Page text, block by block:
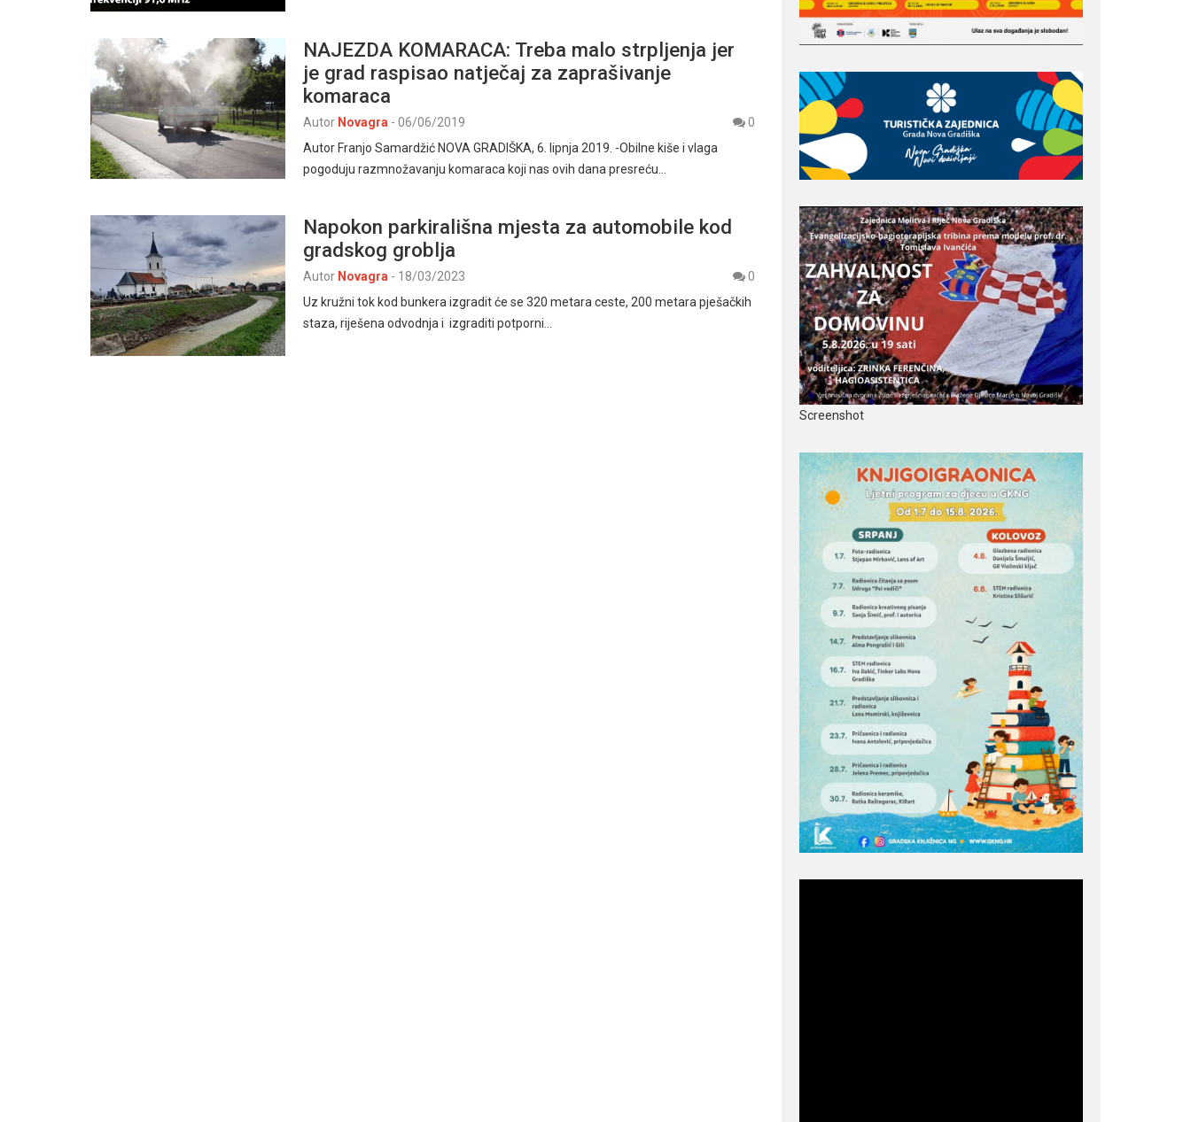
NAJEZDA KOMARACA: Treba malo strpljenja jer
je grad raspisao natječaj za zaprašivanje
komaraca
Autor Novagra - 06/06/2019
0
Autor Franjo Samardžić NOVA GRADIŠKA, 6. lipnja 2019. -Obilne kiše i vlaga
pogoduju razmnožavanju komaraca koji nas ovih dana presreću…
Napokon parkirališna mjesta za automobile kod
gradskog groblja
Autor Novagra - 18/03/2023
0
Uz kružni tok kod bunkera izgradit će se 320 metara ceste, 200 metara pješačkih
staza, riješena odvodnja i izgraditi potporni…
Screenshot